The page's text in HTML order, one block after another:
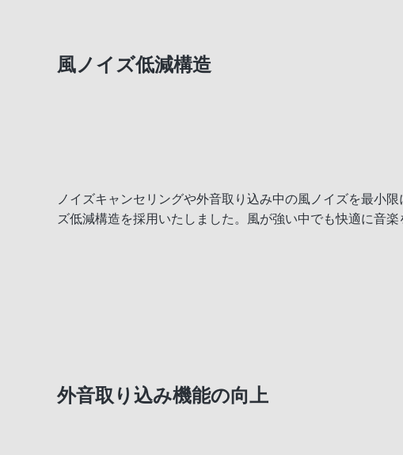
風ノイズ低減構造
ノイズキャンセリングや外音取り込み中の風ノイズを最小
ズ低減構造を採用いたしました。風が強い中でも快適に音楽
外音取り込み機能の向上